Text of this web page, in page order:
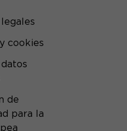
cookies
de
para la